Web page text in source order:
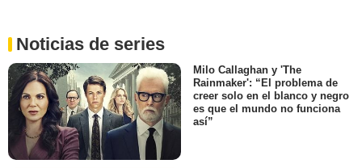
Noticias de series
Milo Callaghan y 'The
Rainmaker': “El problema de
creer solo en el blanco y negro
es que el mundo no funciona
así”